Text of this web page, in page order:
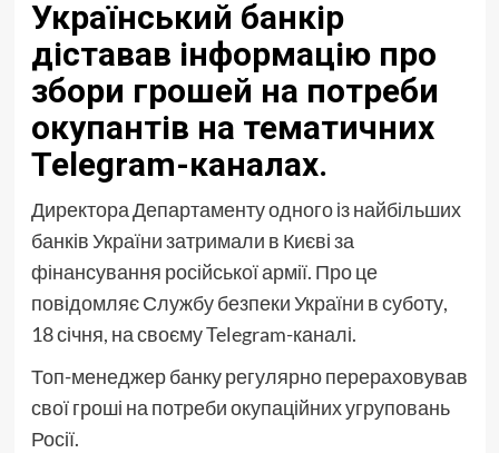
Український банкір
діставав інформацію про
збори грошей на потреби
окупантів на тематичних
Telegram-каналах.
Директора Департаменту одного із найбільших
банків України затримали в Києві за
фінансування російської армії. Про це
повідомляє Службу безпеки України в суботу,
18 січня, на своєму Telegram-каналі.
Топ-менеджер банку регулярно перераховував
свої гроші на потреби окупаційних угруповань
Росії.